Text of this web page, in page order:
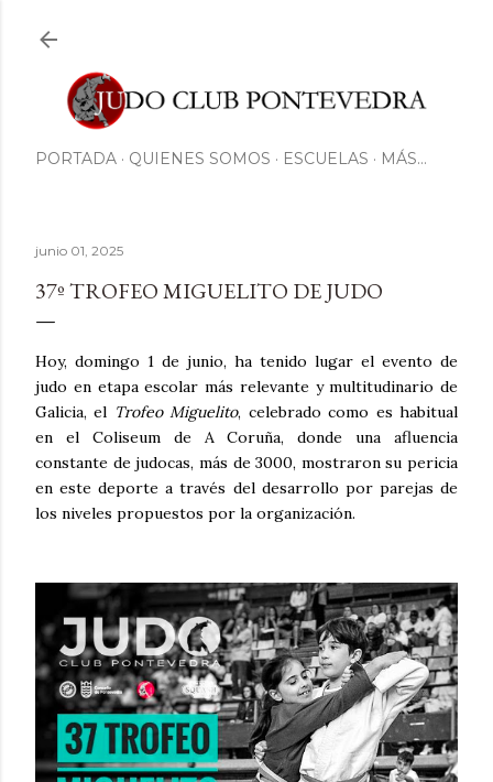
PORTADA QUIENES SOMOS ESCUELAS MÁS…
junio 01, 2025
37º TROFEO MIGUELITO DE JUDO
Hoy, domingo 1 de junio, ha tenido lugar el evento de
judo en etapa escolar más relevante y multitudinario de
Galicia, el Trofeo Miguelito, celebrado como es habitual
en el Coliseum de A Coruña, donde una afluencia
constante de judocas, más de 3000, mostraron su pericia
en este deporte a través del desarrollo por parejas de
los niveles propuestos por la organización.